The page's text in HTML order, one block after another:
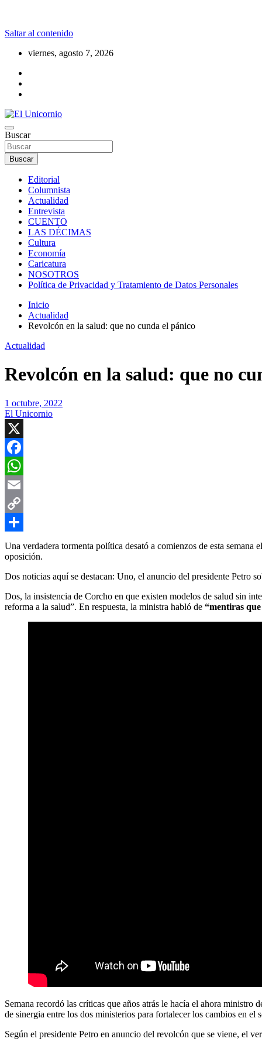
Saltar al contenido
viernes, agosto 7, 2026
El Unicornio
La realidad supera la fantasía
Buscar
Buscar
Editorial
Columnista
Actualidad
Entrevista
CUENTO
LAS DÉCIMAS
Cultura
Economía
Caricatura
NOSOTROS
Política de Privacidad y Tratamiento de Datos Personales
Inicio
Actualidad
Revolcón en la salud: que no cunda el pánico
Actualidad
Revolcón en la salud: que no
1 octubre, 2022
El Unicornio
X
Facebook
WhatsApp
Email
Copy
Link
Compartir
Una verdadera tormenta política desató a comienzos de esta
oposición.
Dos noticias aquí se destacan: Uno, el anuncio del presidente Petro
Dos, la insistencia de Corcho en que existen modelos de salud sin
reforma a la salud”. En respuesta, la ministra habló de “mentiras
Semana recordó las críticas que años atrás le hacía el ahora
de sinergia entre los dos ministerios para fortalecer los cambios en el
Según el presidente Petro en anuncio del revolcón que se viene, el